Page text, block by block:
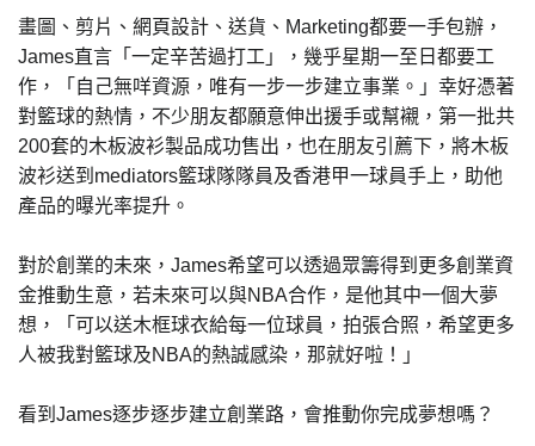
畫圖、剪片、網頁設計、送貨、Marketing都要一手包辦，
James直言「一定辛苦過打工」，幾乎星期一至日都要工
作，「自己無咩資源，唯有一步一步建立事業。」幸好憑著
對籃球的熱情，不少朋友都願意伸出援手或幫襯，第一批共
200套的木板波衫製品成功售出，也在朋友引薦下，將木板
波衫送到mediators籃球隊隊員及香港甲一球員手上，助他
產品的曝光率提升。
對於創業的未來，James希望可以透過眾籌得到更多創業資
金推動生意，若未來可以與NBA合作，是他其中一個大夢
想，「可以送木框球衣給每一位球員，拍張合照，希望更多
人被我對籃球及NBA的熱誠感染，那就好啦！」
看到James逐步逐步建立創業路，會推動你完成夢想嗎？